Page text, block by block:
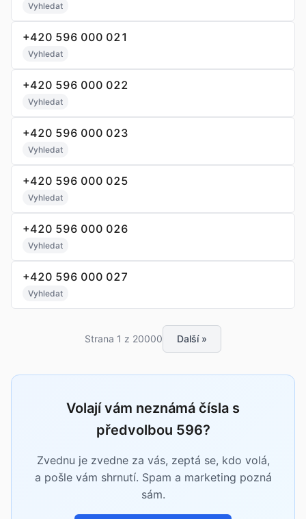
Vyhledat
+420 596 000 021
Vyhledat
+420 596 000 022
Vyhledat
+420 596 000 023
Vyhledat
+420 596 000 025
Vyhledat
+420 596 000 026
Vyhledat
+420 596 000 027
Vyhledat
Strana 1 z 20000 Další »
Volají vám neznámá čísla s
předvolbou 596?
Zvednu je zvedne za vás, zeptá se, kdo volá,
a pošle vám shrnutí. Spam a marketing pozná
sám.